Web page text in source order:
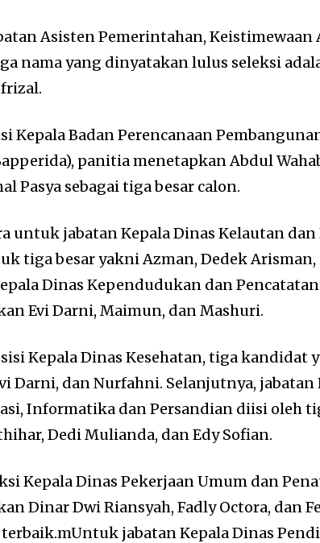
Asisten Pemerintahan, Keistimewaan
nama yang dinyatakan lulus seleksi
Kepala Badan Perencanaan
panitia menetapkan Abdul
Pasya sebagai tiga besar calon.
untuk jabatan Kepala Dinas Kelautan
tiga besar yakni Azman, Dedek Arisman,
Dinas Kependudukan dan
Evi Darni, Maimun, dan Mashuri.
Kepala Dinas Kesehatan, tiga kandidat
Darni, dan Nurfahni. Selanjutnya, jabatan
Informatika dan Persandian diisi oleh
Dedi Mulianda, dan Edy Sofian.
Kepala Dinas Pekerjaan Umum dan
Dinar Dwi Riansyah, Fadly Octora, dan
jabatan Kepala Dinas